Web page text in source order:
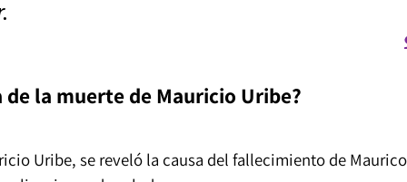
de la muerte de Mauricio Uribe?
Uribe, se reveló la causa del fallecimiento de